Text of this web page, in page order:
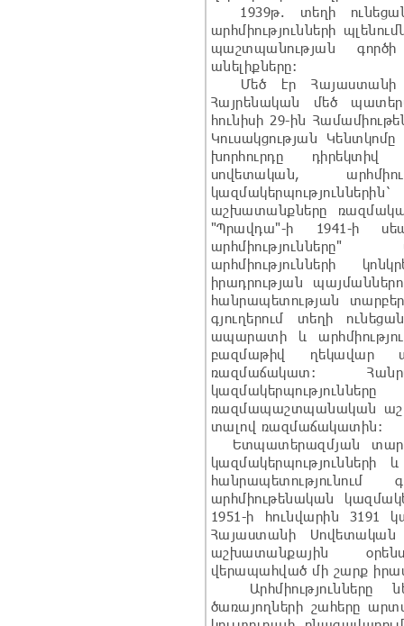
1939թ. տեղի
արհմիությունների
պաշտպանության գործի
անելիքները:
Մեծ էր Հայաստանի
Հայրենական մեծ
հունիսի 29-ին
Կուսակցության
խորհուրդը
սովետական,
աշխատանքները
"Պրավդա"-ի 1941-ի
արհմիությունները"
արհմիությունների
իրադրության
հանրապետության
գյուղերում տեղի
ապարատի և
բազմաթիվ ղեկավար
ռազմաճակատ:
ռազմապաշտպանական
տալով ռազմաճակատին:
Ետպատերազմյան
արհմիութենական
1951-ի հունվարին 3191
Հայաստանի Սովետական
աշխատանքային
վերապահված մի շարք
Արհմիությունները
ծառայողների շահերը